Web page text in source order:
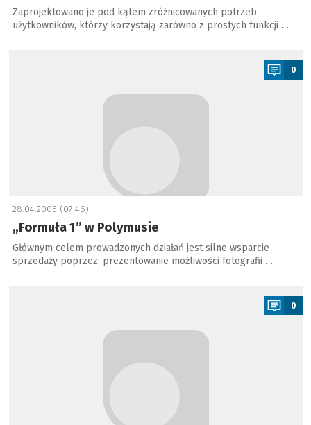
Zaprojektowano je pod kątem zróżnicowanych potrzeb
użytkowników, którzy korzystają zarówno z prostych funkcji …
0
28.04.2005 (07:46)
„Formuła 1” w Polymusie
Głównym celem prowadzonych działań jest silne wsparcie
sprzedaży poprzez: prezentowanie możliwości fotografii …
0